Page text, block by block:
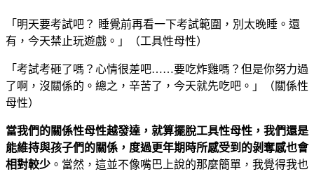
「明天要考試吧？ 睡覺前再看一下考試範圍，別太晚睡。還
有，今天禁止玩遊戲。」（工具性母性）
「考試考砸了嗎？心情很差吧……要吃炸雞嗎？但是你努力過
了啊，沒關係的。總之，辛苦了，今天就先吃吧。」（關係性
母性）
當我們的關係性母性越發達，就算擺脫工具性母性，我們還是
能維持與孩子們的關係，度過更年期時所感受到的剝奪感也會
相對較少 。當然，這並不像嘴巴上說的那麼簡單，我覺得我也